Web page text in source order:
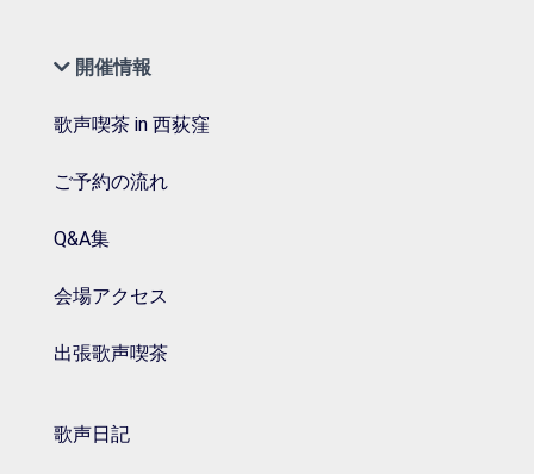
開催情報
歌声喫茶 in 西荻窪
ご予約の流れ
Q&A集
会場アクセス
出張歌声喫茶
歌声日記